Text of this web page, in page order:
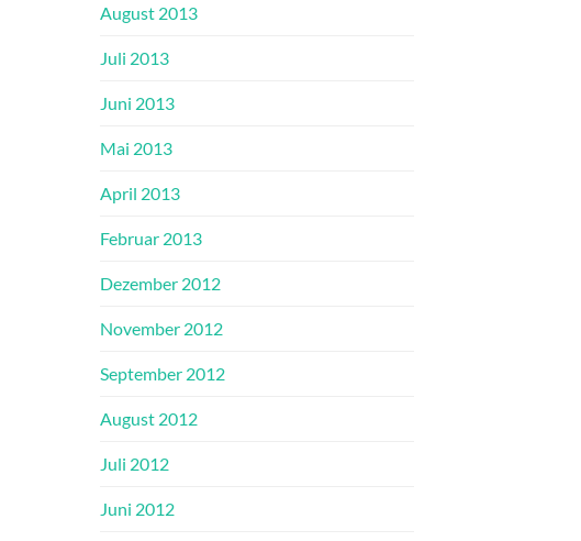
August 2013
Juli 2013
Juni 2013
Mai 2013
April 2013
Februar 2013
Dezember 2012
November 2012
September 2012
August 2012
Juli 2012
Juni 2012